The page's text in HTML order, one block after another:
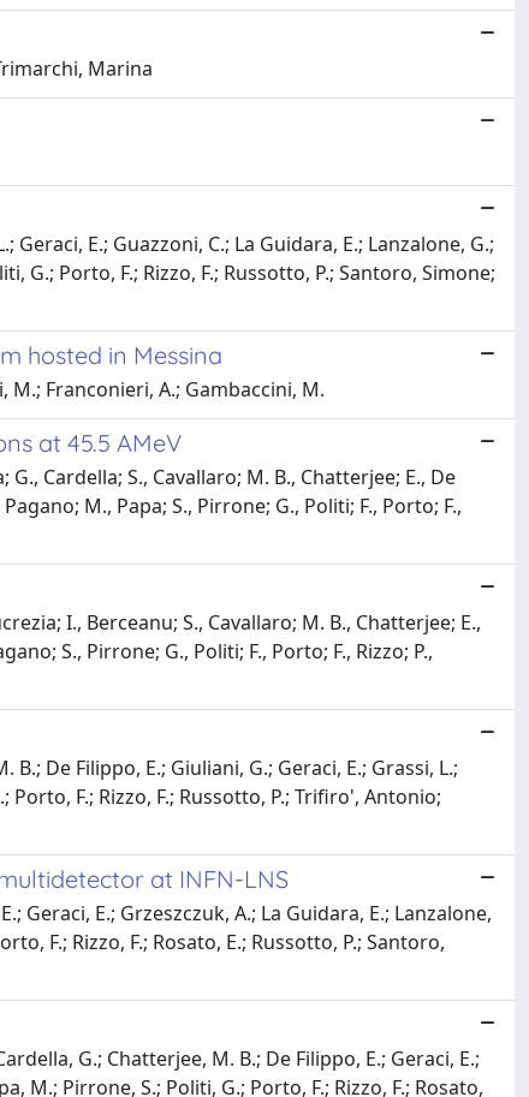
Marina
E.; Guazzoni, C.; La Guidara, E.; Lanzalone, G.;
G.; Porto, F.; Rizzo, F.; Russotto, P.; Santoro, Simone;
hosted in Messina
M.; Franconieri, A.; Gambaccini, M.
at 45.5 AMeV
Cardella; S., Cavallaro; M. B., Chatterjee; E., De
M., Papa; S., Pirrone; G., Politi; F., Porto; F.,
I., Berceanu; S., Cavallaro; M. B., Chatterjee; E.,
S., Pirrone; G., Politi; F., Porto; F., Rizzo; P.,
De Filippo, E.; Giuliani, G.; Geraci, E.; Grassi, L.;
Porto, F.; Rizzo, F.; Russotto, P.; Trifiro', Antonio;
at INFN-LNS
Geraci, E.; Grzeszczuk, A.; La Guidara, E.; Lanzalone,
F.; Rizzo, F.; Rosato, E.; Russotto, P.; Santoro,
G.; Chatterjee, M. B.; De Filippo, E.; Geraci, E.;
M.; Pirrone, S.; Politi, G.; Porto, F.; Rizzo, F.; Rosato,